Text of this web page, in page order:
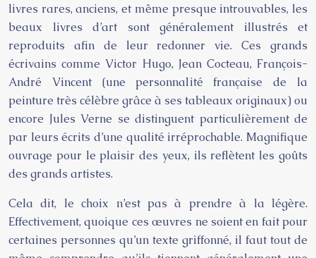
livres rares, anciens, et même presque introuvables, les
beaux livres d’art sont généralement illustrés et
reproduits afin de leur redonner vie. Ces grands
écrivains comme Victor Hugo, Jean Cocteau, François-
André Vincent (une personnalité française de la
peinture très célèbre grâce à ses tableaux originaux) ou
encore Jules Verne se distinguent particulièrement de
par leurs écrits d’une qualité irréprochable. Magnifique
ouvrage pour le plaisir des yeux, ils reflètent les goûts
des grands artistes.
Cela dit, le choix n’est pas à prendre à la légère.
Effectivement, quoique ces œuvres ne soient en fait pour
certaines personnes qu’un texte griffonné, il faut tout de